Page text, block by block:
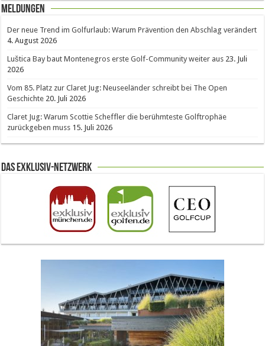
Meldungen
Der neue Trend im Golfurlaub: Warum Prävention den Abschlag verändert
4. August 2026
Luštica Bay baut Montenegros erste Golf-Community weiter aus 23. Juli
2026
Vom 85. Platz zur Claret Jug: Neuseeländer schreibt bei The Open
Geschichte 20. Juli 2026
Claret Jug: Warum Scottie Scheffler die berühmteste Golftrophäe
zurückgeben muss 15. Juli 2026
Das Exklusiv-Netzwerk